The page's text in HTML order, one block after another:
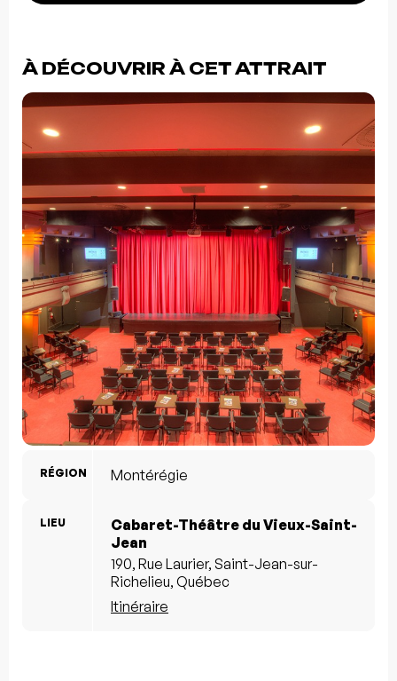
À DÉCOUVRIR À CET ATTRAIT
RÉGION Montérégie
LIEU
Cabaret-Théâtre du Vieux-Saint-
Jean
190, Rue Laurier, Saint-Jean-sur-
Richelieu, Québec
Itinéraire